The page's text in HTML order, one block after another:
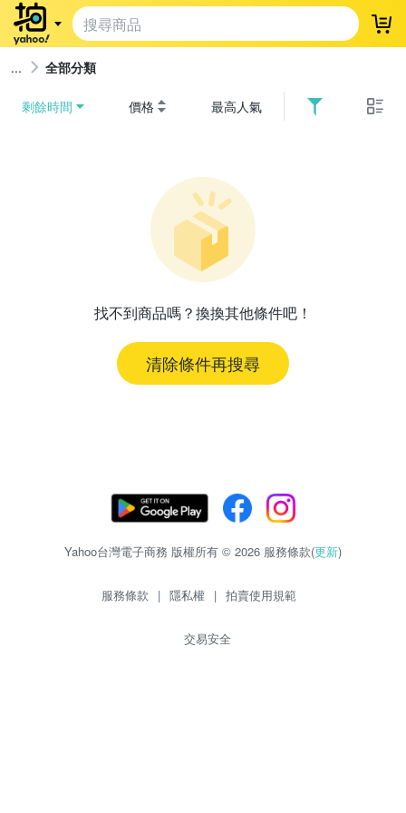
登
全部分類
剩餘時間 價格 最高人氣
找不到商品嗎？換換其他條件吧！
清除條件再搜尋
Yahoo台灣電子商務 版權所有 © 2026 服務條款(更新)
服務條款 | 隱私權 | 拍賣使用規範
交易安全